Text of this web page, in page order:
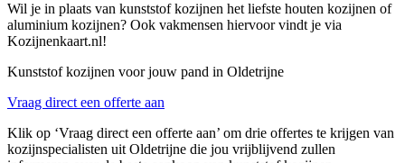
Wil je in plaats van kunststof kozijnen het liefste houten kozijnen of
aluminium kozijnen? Ook vakmensen hiervoor vindt je via
Kozijnenkaart.nl!
Kunststof kozijnen voor jouw pand in Oldetrijne
Vraag direct een offerte aan
Klik op ‘Vraag direct een offerte aan’ om drie offertes te krijgen van
kozijnspecialisten uit Oldetrijne die jou vrijblijvend zullen